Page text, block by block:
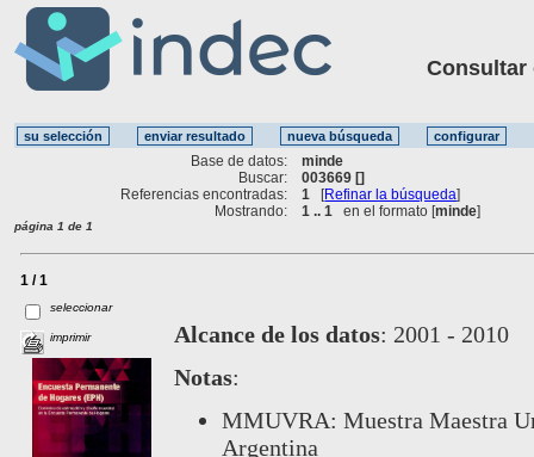
Consultar
Base de datos:
minde
Buscar:
003669 []
Referencias encontradas:
1 [Refinar la búsqueda]
Mostrando:
1 .. 1 en el formato [minde]
página 1 de 1
1 / 1
seleccionar
imprimir Alcance de los datos: 2001 - 2010
Notas:
MMUVRA: Muestra Maestra
Argentina